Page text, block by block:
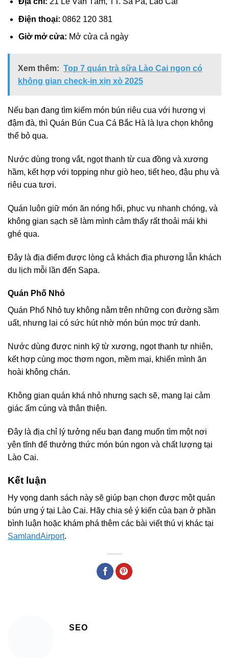
Điện thoại: 0862 120 381
Giờ mở cửa: Mở cửa cả ngày
Xem thêm: Top 7 quán trà sữa Lào Cai ngon có
không gian check-in xịn xò 2025
Nếu bạn đang tìm kiếm món bún riêu cua với hương vị
đậm đà, thì Quán Bún Cua Cá Bắc Hà là lựa chọn không
thể bỏ qua.
Nước dùng trong vắt, ngọt thanh từ cua đồng và xương
hầm, kết hợp với topping như giò heo, tiết heo, đậu phụ và
riêu cua tươi.
Quán luôn giữ món ăn nóng hổi, phục vụ nhanh chóng, và
không gian sạch sẽ làm mình cảm thấy rất thoải mái khi
ghé qua.
Đây là địa điểm được lòng cả khách địa phương lẫn khách
du lịch mỗi lần đến Sapa.
Quán Phố Nhỏ
Quán Phố Nhỏ tuy không nằm trên những con đường sầm
uất, nhưng lại có sức hút nhờ món bún mọc trứ danh.
Nước dùng được ninh kỹ từ xương, ngọt thanh tự nhiên,
kết hợp cùng mọc thơm ngon, mềm mại, khiến mình ăn
hoài không chán.
Không gian quán khá nhỏ nhưng sạch sẽ, mang lại cảm
giác ấm cúng và thân thiện.
Đây là địa chỉ lý tưởng nếu bạn đang muốn tìm một nơi
yên tĩnh để thưởng thức món bún ngon và chất lượng tại
Lào Cai.
Kết luận
Hy vọng danh sách này sẽ giúp bạn chọn được một quán
bún ưng ý tại Lào Cai. Hãy chia sẻ ý kiến của bạn ở phần
bình luận hoặc khám phá thêm các bài viết thú vị khác tại
SamlandAirport.
SEO